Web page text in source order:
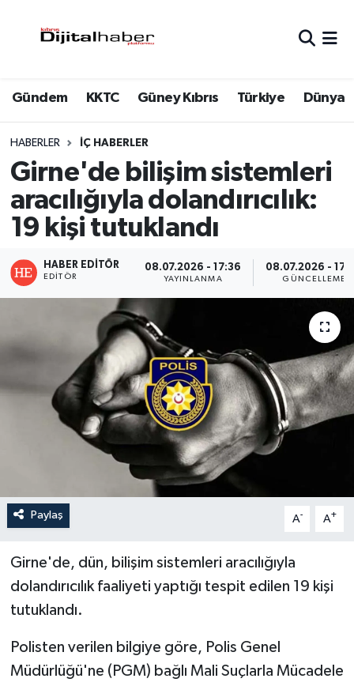
Gündem KKTC Güney Kıbrıs Türkiye Dünya
HABERLER İÇ HABERLER
Girne'de bilişim sistemleri
aracılığıyla dolandırıcılık:
19 kişi tutuklandı
HABER EDITÖR
EDITÖR
08.07.2026 - 17:36
YAYINLANMA
08.07.2026 -
GÜNCELLEME
Paylaş A- A+
Girne'de, dün, bilişim sistemleri aracılığıyla
dolandırıcılık faaliyeti yaptığı tespit edilen 19 kişi
tutuklandı.
Polisten verilen bilgiye göre, Polis Genel
Müdürlüğü'ne (PGM) bağlı Mali Suçlarla Mücadele
Trafik Durumu
Süper Lig Puan Durumu ve Fikstür
Tüm Manşetler
Son Dakika Haberleri
Haber Arşivi